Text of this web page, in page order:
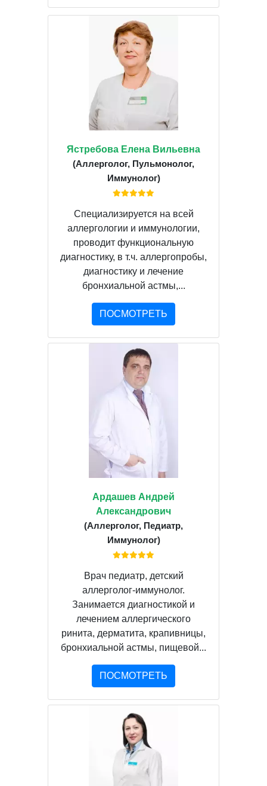
Ястребова Елена Вильевна
(Аллерголог, Пульмонолог,
Иммунолог)
Специализируется на всей
аллергологии и иммунологии,
проводит функциональную
диагностику, в т.ч. аллергопробы,
диагностику и лечение
бронхиальной астмы,...
ПОСМОТРЕТЬ
Ардашев Андрей
Александрович
(Аллерголог, Педиатр,
Иммунолог)
Врач педиатр, детский
аллерголог-иммунолог.
Занимается диагностикой и
лечением аллергического
ринита, дерматита, крапивницы,
бронхиальной астмы, пищевой...
ПОСМОТРЕТЬ